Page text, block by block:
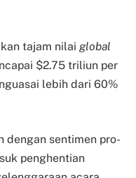
tajam nilai global
$2.75 triliun per
lebih dari 60%
dengan sentimen pro-
penghentian